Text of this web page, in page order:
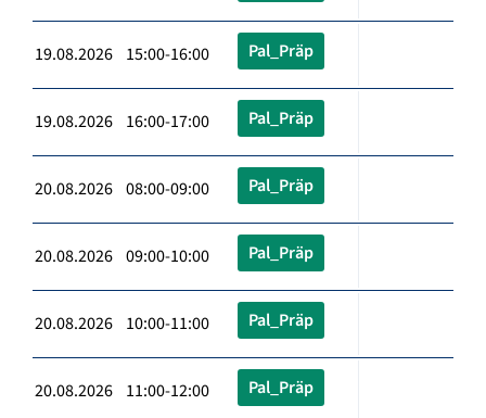
19.08.2026 15:00-16:00 Pal_Präp
19.08.2026 16:00-17:00 Pal_Präp
20.08.2026 08:00-09:00 Pal_Präp
20.08.2026 09:00-10:00 Pal_Präp
20.08.2026 10:00-11:00 Pal_Präp
20.08.2026 11:00-12:00 Pal_Präp